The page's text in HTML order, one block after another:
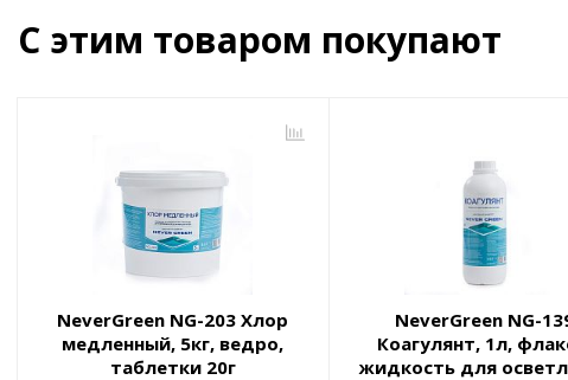
С этим товаром покупают
NeverGreen NG-203 Хлор
медленный, 5кг, ведро,
таблетки 20г
NeverGreen NG-
Коагулянт, 1л,
жидкость для